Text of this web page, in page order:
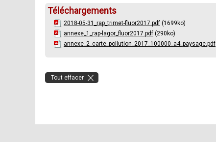
Téléchargements
2018-05-31_rap_trimet-fluor2017.pdf (1699ko)
annexe_1_rap-lagor_fluor2017.pdf (290ko)
annexe_2_carte_pollution_2017_100000_a4_paysage.pdf
Tout effacer